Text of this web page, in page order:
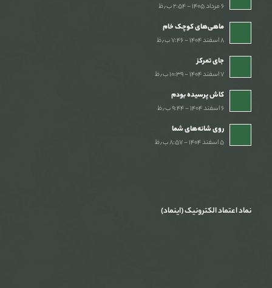
۶ مرداد ۱۴۰۵ - ۲:۵۴ ب٫ظ
ماهی‌های کوچک خام
۸ اسفند ۱۴۰۴ - ۷:۴۶ ب٫ظ
جای تمرکز
۷ اسفند ۱۴۰۴ - ۱۰:۳۹ ب٫ظ
کاش پرسیده بودم
۶ اسفند ۱۴۰۴ - ۹:۴۴ ب٫ظ
روی شانه‌های شما
۵ اسفند ۱۴۰۴ - ۸:۵۷ ب٫ظ
نماد اعتماد الکترونیک (اینماد)